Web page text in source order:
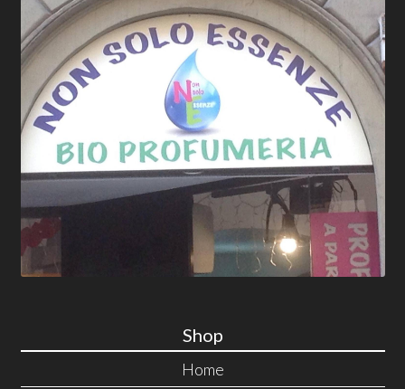
Shop
Home